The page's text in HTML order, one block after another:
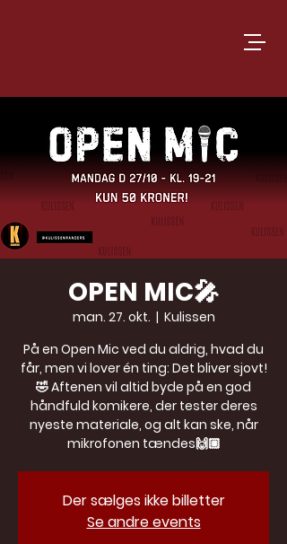
OPEN MIC🎤
man. 27. okt.
  |
Kulissen
På en Open Mic ved du aldrig, hvad du
får, men vi lover én ting: Det bliver sjovt!
🤣 Aftenen vil altid byde på en god
håndfuld komikere, der tester deres
nyeste materiale, og alt kan ske, når
mikrofonen tændes🙌🏼
Der sælges ikke billetter
Se andre events